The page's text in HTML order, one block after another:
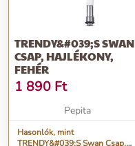
TRENDY&#039;S SWAN
CSAP, HAJLÉKONY,
FEHÉR
1 890 Ft
Pepita
Hasonlók, mint
TRENDY&#039;S Swan Csap,